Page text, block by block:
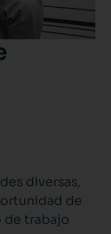
diversas,
de
de trabajo